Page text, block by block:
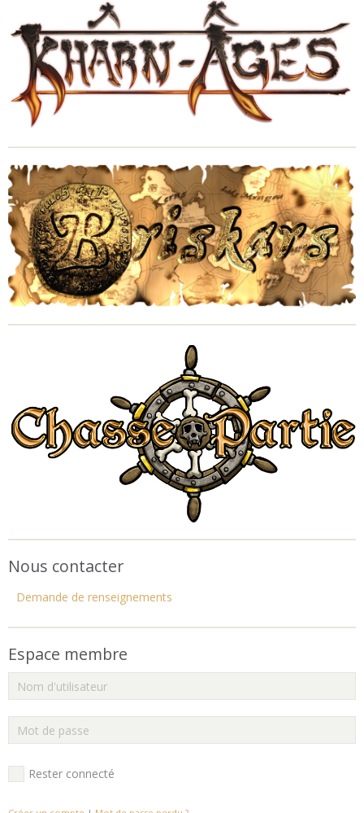
Nous contacter
Demande de renseignements
Espace membre
Rester connecté